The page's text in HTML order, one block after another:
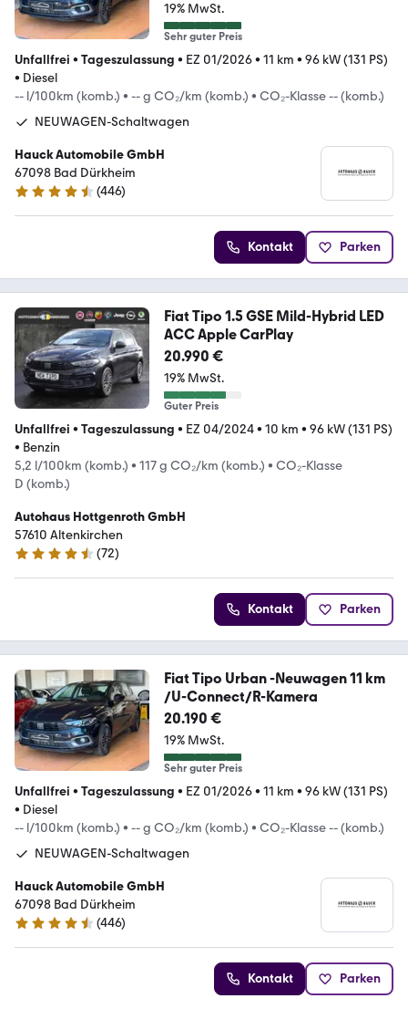
19% MwSt.
Sehr guter Preis
Unfallfrei • Tageszulassung • EZ 01/2026• 11 km • 96 kW (131 PS)
• Diesel
-- l/100km (komb.) • -- g CO₂/km (komb.) • CO₂-Klasse -- (komb.)
NEUWAGEN-Schaltwagen
Hauck Automobile GmbH
67098 Bad Dürkheim
4.4 Sterne
(446)
Kontakt Parken
Fiat Tipo 1.5 GSE Mild-Hybrid LED
ACC Apple CarPlay
20.990 €
19% MwSt.
Guter Preis
Unfallfrei • Tageszulassung • EZ 04/2024• 10 km • 96 kW (131 PS)
• Benzin
5,2 l/100km (komb.) • 117 g CO₂/km (komb.) • CO₂-Klasse
D (komb.)
Autohaus Hottgenroth GmbH
57610 Altenkirchen
4.6 Sterne
(72)
Kontakt Parken
Fiat Tipo Urban -Neuwagen 11 km
/U-Connect/R-Kamera
20.190 €
19% MwSt.
Sehr guter Preis
Unfallfrei • Tageszulassung • EZ 01/2026• 11 km • 96 kW (131 PS)
• Diesel
-- l/100km (komb.) • -- g CO₂/km (komb.) • CO₂-Klasse -- (komb.)
NEUWAGEN-Schaltwagen
Hauck Automobile GmbH
67098 Bad Dürkheim
4.4 Sterne
(446)
Kontakt Parken